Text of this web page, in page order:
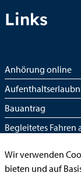
Links
Anhörung online
Bauantrag
Begleitetes Fahren
Reiterplakette
Wir verwenden
bieten und auf